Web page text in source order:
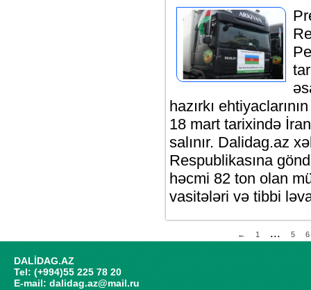
hazırkı
18 mart tarixində
salınır. Dalidag.az
Respublikasına
həcmi 82 ton olan
vasitələri və tibbi
← 1 ... 5 6
DALİDAG.AZ
Tel: (+994)55 225 78 20
E-mail: dalidag.az@mail.ru